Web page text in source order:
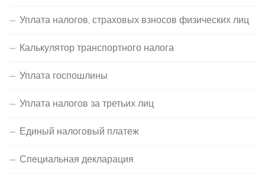
Уплата налогов, страховых взносов физических лиц
Калькулятор транспортного налога
Уплата госпошлины
Уплата налогов за третьих лиц
Единый налоговый платеж
Специальная декларация